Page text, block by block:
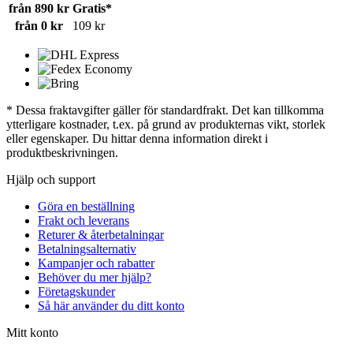
från 890 kr Gratis*
från 0 kr
109 kr
* Dessa fraktavgifter gäller för standardfrakt. Det kan tillkomma
ytterligare kostnader, t.ex. på grund av produkternas vikt, storlek
eller egenskaper. Du hittar denna information direkt i
produktbeskrivningen.
Hjälp och support
Göra en beställning
Frakt och leverans
Returer & återbetalningar
Betalningsalternativ
Kampanjer och rabatter
Behöver du mer hjälp?
Företagskunder
Så här använder du ditt konto
Mitt konto